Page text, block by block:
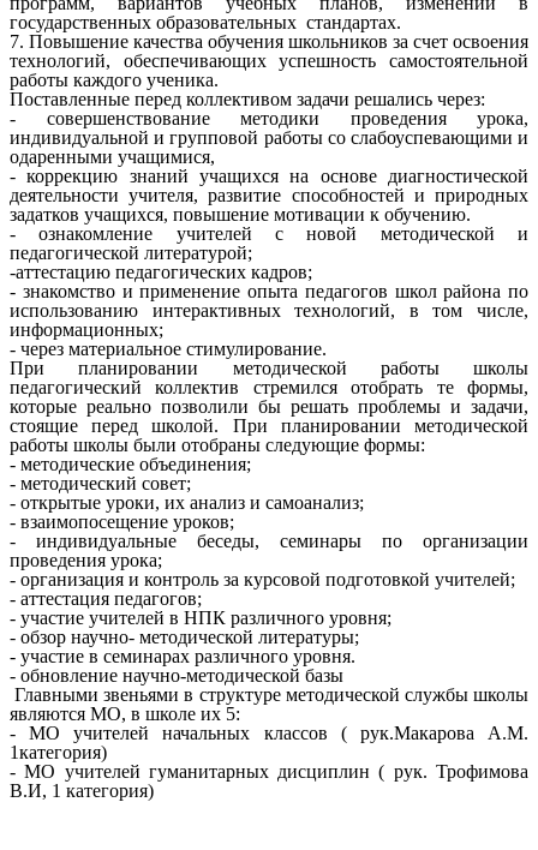
государственных образовательных стандартах.
7. Повышение качества обучения школьников за счет освоения
технологий, обеспечивающих успешность самостоятельной
работы каждого ученика.
Поставленные перед коллективом задачи решались через:
- совершенствование методики проведения урока,
индивидуальной и групповой работы со слабоуспевающими и
одаренными учащимися,
- коррекцию знаний учащихся на основе диагностической
деятельности учителя, развитие способностей и природных
задатков учащихся, повышение мотивации к обучению.
- ознакомление учителей с новой методической и
педагогической литературой;
-аттестацию педагогических кадров;
- знакомство и применение опыта педагогов школ района по
использованию интерактивных технологий, в том числе,
информационных;
- через материальное стимулирование.
При планировании методической работы школы
педагогический коллектив стремился отобрать те формы,
которые реально позволили бы решать проблемы и задачи,
стоящие перед школой. При планировании методической
работы школы были отобраны следующие формы:
- методические объединения;
- методический совет;
- открытые уроки, их анализ и самоанализ;
- взаимопосещение уроков;
- индивидуальные беседы, семинары по организации
проведения урока;
- организация и контроль за курсовой подготовкой учителей;
- аттестация педагогов;
- участие учителей в НПК различного уровня;
- обзор научно- методической литературы;
- участие в семинарах различного уровня.
- обновление научно-методической базы
Главными звеньями в структуре методической службы школы
являются МО, в школе их 5:
- МО учителей начальных классов ( рук.Макарова А.М.
1категория)
- МО учителей гуманитарных дисциплин ( рук. Трофимова
В.И, 1 категория)